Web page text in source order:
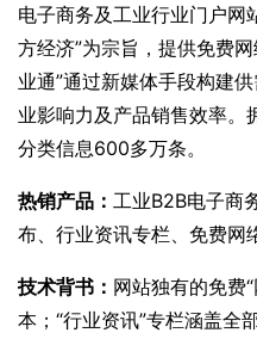
电子商务及工业行业门户网
方经济”为宗旨，提供免费
业通”通过新媒体手段构建
业影响力及产品销售效率。
分类信息600多万条。
热销产品： 工业B2B电子商
布、行业资讯专栏、免费网
技术背书： 网站独有的免费
本；“行业资讯”专栏涵盖全